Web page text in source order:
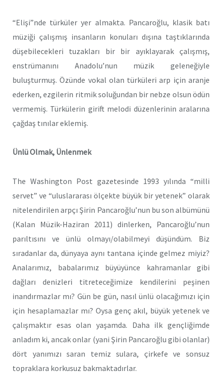
“Elişi”nde türküler yer almakta. Pancaroğlu, klasik batı
müziği çalışmış insanların konuları dışına taştıklarında
düşebilecekleri tuzakları bir bir ayıklayarak çalışmış,
enstrümanını Anadolu’nun müzik geleneğiyle
buluşturmuş. Özünde vokal olan türküleri arp için aranje
ederken, ezgilerin ritmik soluğundan bir nebze olsun ödün
vermemiş. Türkülerin girift melodi düzenlerinin aralarına
çağdaş tınılar eklemiş.
Ünlü Olmak, Ünlenmek
The Washington Post gazetesinde 1993 yılında “milli
servet” ve “uluslararası ölçekte büyük bir yetenek” olarak
nitelendirilen arpçı Şirin Pancaroğlu’nun bu son albümünü
(Kalan Müzik-Haziran 2011) dinlerken, Pancaroğlu’nun
parıltısını ve ünlü olmayı/olabilmeyi düşündüm. Biz
sıradanlar da, dünyaya aynı tantana içinde gelmez miyiz?
Analarımız, babalarımız büyüyünce kahramanlar gibi
dağları denizleri titreteceğimize kendilerini peşinen
inandırmazlar mı? Gün be gün, nasıl ünlü olacağımızı için
için hesaplamazlar mı? Oysa genç akıl, büyük yetenek ve
çalışmaktır esas olan yaşamda. Daha ilk gençliğimde
anladım ki, ancak onlar (yani Şirin Pancaroğlu gibi olanlar)
dört yanımızı saran temiz sulara, çirkefe ve sonsuz
topraklara korkusuz bakmaktadırlar.